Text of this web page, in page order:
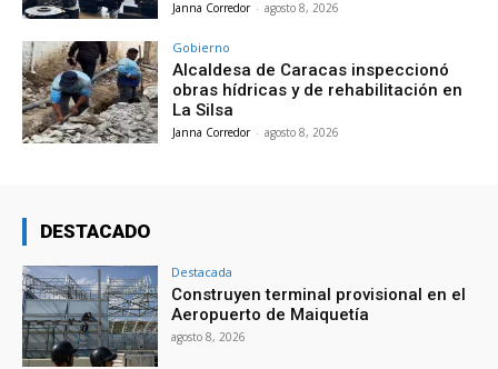
Janna Corredor - agosto 8, 2026
Gobierno
Alcaldesa de Caracas inspeccionó
obras hídricas y de rehabilitación en
La Silsa
Janna Corredor - agosto 8, 2026
DESTACADO
Destacada
Construyen terminal provisional en el
Aeropuerto de Maiquetía
agosto 8, 2026